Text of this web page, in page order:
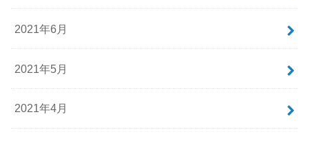
2021年6月
2021年5月
2021年4月